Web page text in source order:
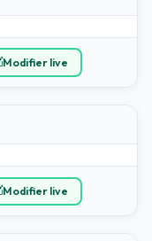
Modifier live
Modifier live